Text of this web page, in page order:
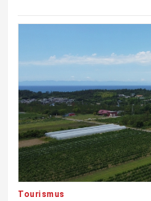
Tourismus